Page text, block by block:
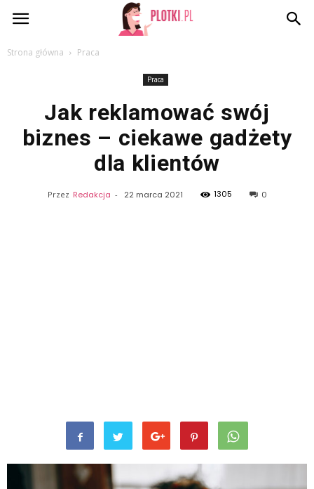
Plotki.pl
Strona główna Praca
Praca
Jak reklamować swój
biznes – ciekawe gadżety
dla klientów
Przez Redakcja - 22 marca 2021 1305 0